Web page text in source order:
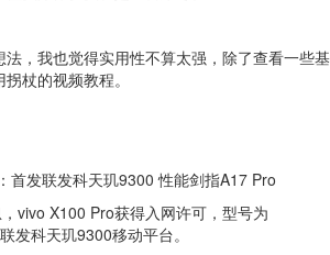
，我也觉得实用性不算太强，除了查看一些基
杖的视频教程。
发联发科天玑9300 性能剑指A17 Pro
X100 Pro获得入网许可，型号为
发科天玑9300移动平台。